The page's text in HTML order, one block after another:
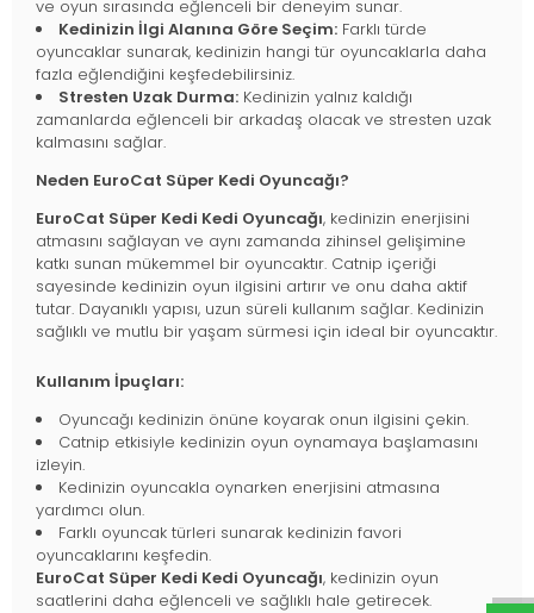
ve oyun sırasında eğlenceli bir deneyim sunar.
Kedinizin İlgi Alanına Göre Seçim: Farklı türde
oyuncaklar sunarak, kedinizin hangi tür oyuncaklarla daha
fazla eğlendiğini keşfedebilirsiniz.
Stresten Uzak Durma: Kedinizin yalnız kaldığı
zamanlarda eğlenceli bir arkadaş olacak ve stresten uzak
kalmasını sağlar.
Neden EuroCat Süper Kedi Oyuncağı?
EuroCat Süper Kedi Kedi Oyuncağı, kedinizin enerjisini
atmasını sağlayan ve aynı zamanda zihinsel gelişimine
katkı sunan mükemmel bir oyuncaktır. Catnip içeriği
sayesinde kedinizin oyun ilgisini artırır ve onu daha aktif
tutar. Dayanıklı yapısı, uzun süreli kullanım sağlar. Kedinizin
sağlıklı ve mutlu bir yaşam sürmesi için ideal bir oyuncaktır.
Kullanım İpuçları:
Oyuncağı kedinizin önüne koyarak onun ilgisini çekin.
Catnip etkisiyle kedinizin oyun oynamaya başlamasını
izleyin.
Kedinizin oyuncakla oynarken enerjisini atmasına
yardımcı olun.
Farklı oyuncak türleri sunarak kedinizin favori
oyuncaklarını keşfedin.
EuroCat Süper Kedi Kedi Oyuncağı, kedinizin oyun
saatlerini daha eğlenceli ve sağlıklı hale getirecek.